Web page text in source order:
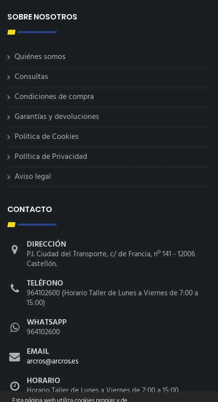
SOBRE NOSOTROS
Quiénes somos
Consultas
Condiciones de compra
Garantías y devoluciones
Política de Cookies
Política de Privacidad
Aviso legal
CONTACTO
DIRECCIÓN
P.I. Ciudad del Transporte, c/ de Francia, nº 141 - 12006
Castellón.
TELÉFONO
964102600 (Horario Taller de Lunes a Viernes de 7:00 a
15:00)
WHATSAPP
964102600
EMAIL
arcros@arcros.es
HORARIO
Horario Taller de Lunes a Viernes de 7:00 a 15:00